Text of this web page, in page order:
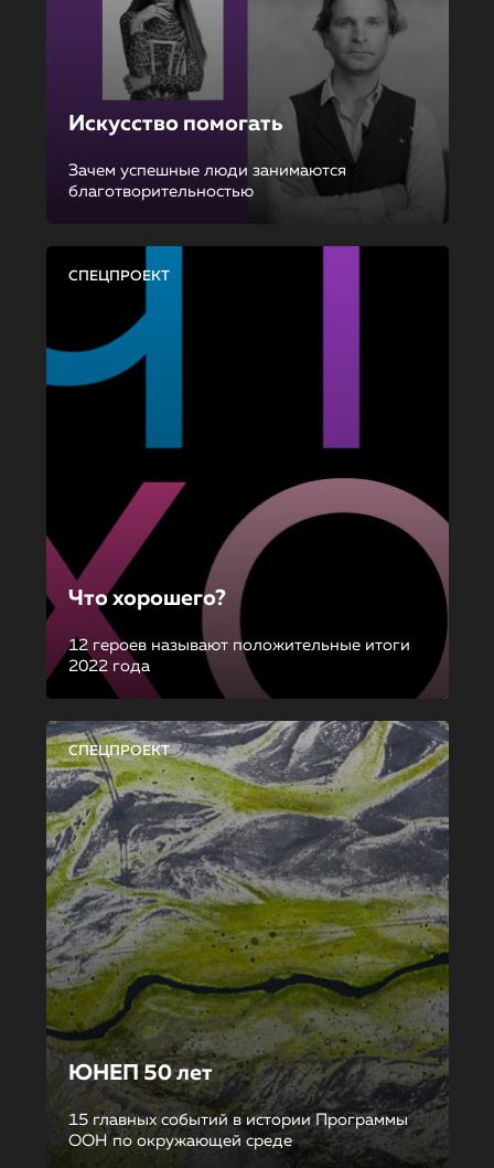
Искусство помогать
Зачем успешные люди занимаются
благотворительностью
СПЕЦПРОЕКТ
Что хорошего?
12 героев называют положительные итоги
2022 года
СПЕЦПРОЕКТ
ЮНЕП 50 лет
15 главных событий в истории Программы
ООН по окружающей среде